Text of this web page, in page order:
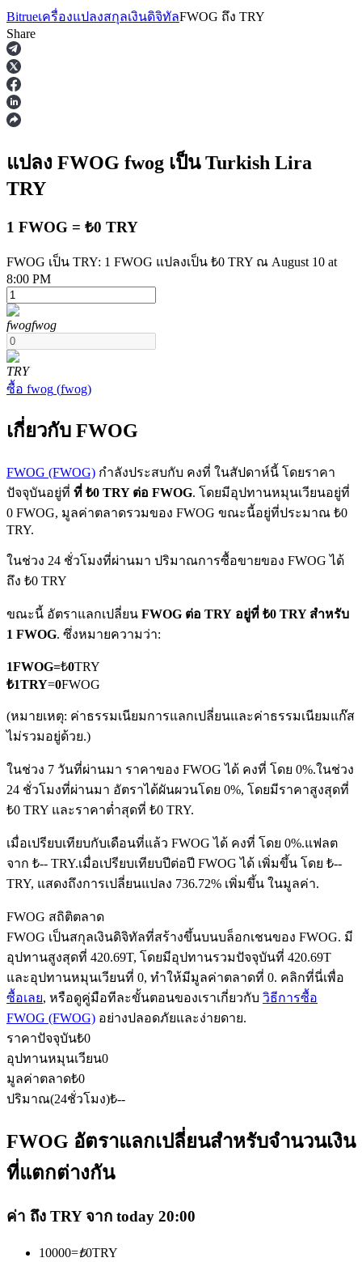
ฟิวเจอร์ส
ฟิวเจอร์ส USDT
ฟิวเจอร์สที่ใช้ USDT เป็นหลักประกัน
ฟิวเจอร์ส COIN-M
TradFi
อนุพันธ์ของหุ้น ฟอเร็กซ์ โลหะมีค่า และสินค้าโภคภัณฑ์
ฟิวเจอร์ส USDC
คัดลอกการซื้อขาย
เข้าร่วมกับเทรดเดอร์ชั้นนำ
ลอกการซื้อขาย
Bitrueเครื่องแปลงสกุลเงินดิจิทัลFWOG ถึง TRY
Share
แปลง FWOG fwog เป็น Turkish Lira
TRY
1 FWOG = ₺0 TRY
FWOG เป็น TRY: 1 FWOG แปลงเป็น ₺0 TRY ณ August 10 at
8:00 PM
fwogfwog
TRY
ซื้อ fwog (fwog)
เกี่ยวกับ FWOG
FWOG (FWOG) กำลังประสบกับ คงที่ ในสัปดาห์นี้ โดยราคา
ปัจจุบันอยู่ที่ ที่ ₺0 TRY ต่อ FWOG. โดยมีอุปทานหมุนเวียนอยู่ที่
0 FWOG, มูลค่าตลาดรวมของ FWOG ขณะนี้อยู่ที่ประมาณ ₺0
TRY.
ในช่วง 24 ชั่วโมงที่ผ่านมา ปริมาณการซื้อขายของ FWOG ได้
ถึง ₺0 TRY
ขณะนี้ อัตราแลกเปลี่ยน FWOG ต่อ TRY อยู่ที่ ₺0 TRY สำหรับ
1 FWOG. ซึ่งหมายความว่า:
1FWOG=₺0TRY
₺1TRY=0FWOG
(หมายเหตุ: ค่าธรรมเนียมการแลกเปลี่ยนและค่าธรรมเนียมแก๊ส
ไม่รวมอยู่ด้วย.)
ในช่วง 7 วันที่ผ่านมา ราคาของ FWOG ได้ คงที่ โดย 0%.ในช่วง
24 ชั่วโมงที่ผ่านมา อัตราได้ผันผวนโดย 0%, โดยมีราคาสูงสุดที่
₺0 TRY และราคาต่ำสุดที่ ₺0 TRY.
เมื่อเปรียบเทียบกับเดือนที่แล้ว FWOG ได้ คงที่ โดย 0%.แฟลต
จาก ₺-- TRY.เมื่อเปรียบเทียบปีต่อปี FWOG ได้ เพิ่มขึ้น โดย ₺--
TRY, แสดงถึงการเปลี่ยนแปลง 736.72% เพิ่มขึ้น ในมูลค่า.
FWOG สถิติตลาด
FWOG เป็นสกุลเงินดิจิทัลที่สร้างขึ้นบนบล็อกเชนของ FWOG. มี
อุปทานสูงสุดที่ 420.69T, โดยมีอุปทานรวมปัจจุบันที่ 420.69T
และอุปทานหมุนเวียนที่ 0, ทำให้มีมูลค่าตลาดที่ 0. คลิกที่นี่เพื่อ
ซื้อเลย, หรือดูคู่มือทีละขั้นตอนของเราเกี่ยวกับ วิธีการซื้อ
FWOG (FWOG) อย่างปลอดภัยและง่ายดาย.
ราคาปัจจุบัน₺0
อุปทานหมุนเวียน0
มูลค่าตลาด₺0
ปริมาณ(24ชั่วโมง)₺--
FWOG อัตราแลกเปลี่ยนสำหรับจำนวนเงิน
ที่แตกต่างกัน
ค่า ถึง TRY จาก today 20:00
10000=₺0TRY